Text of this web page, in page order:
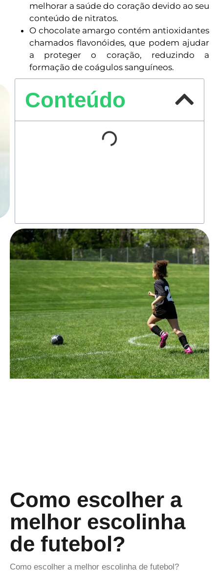
melhorar a saúde do coração devido ao seu
conteúdo de nitratos.
O chocolate amargo contém antioxidantes
chamados flavonóides, que podem ajudar
a proteger o coração, reduzindo a
formação de coágulos sanguíneos.
Conteúdo
Como escolher a
melhor escolinha
de futebol?
Como escolher a melhor escolinha de futebol?